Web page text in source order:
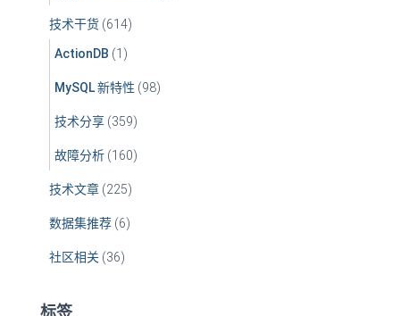
技术干货 (614)
ActionDB (1)
MySQL 新特性 (98)
技术分享 (359)
故障分析 (160)
技术文章 (225)
数据集推荐 (6)
社区相关 (36)
标签